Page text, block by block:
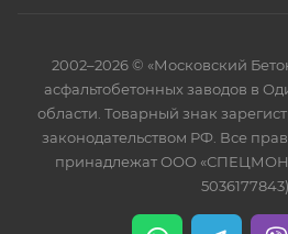
2002–2026 © «Московский
асфальтобетонных заводов в
области. Товарный знак
законодательством РФ. Все
принадлежат ООО
5036177843).